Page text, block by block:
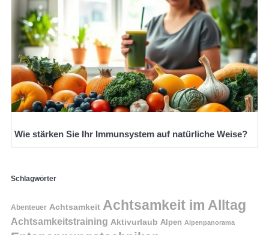
Wie stärken Sie Ihr Immunsystem auf natürliche Weise?
Schlagwörter
Abenteuer Achtsamkeit Achtsamkeit im Alltag
Achtsamkeitstraining Aktivurlaub Alpen Alpenpanorama